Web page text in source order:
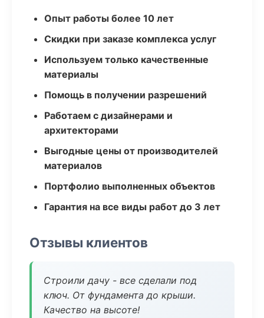
Опыт работы более 10 лет
Скидки при заказе комплекса услуг
Используем только качественные
материалы
Помощь в получении разрешений
Работаем с дизайнерами и
архитекторами
Выгодные цены от производителей
материалов
Портфолио выполненных объектов
Гарантия на все виды работ до 3 лет
Отзывы клиентов
Строили дачу - все сделали под
ключ. От фундамента до крыши.
Качество на высоте!